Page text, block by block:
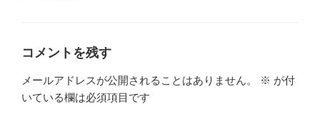
コメントを残す
メールアドレスが公開されることはありません。 ※ が付
いている欄は必須項目です